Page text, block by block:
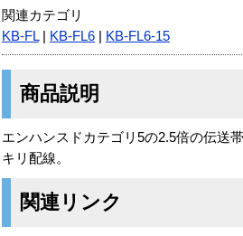
関連カテゴリ
KB-FL| KB-FL6 KB-FL6-15
商品説明
エンハンスドカテゴリ5の2.5倍の伝送
キリ配線。
関連リンク